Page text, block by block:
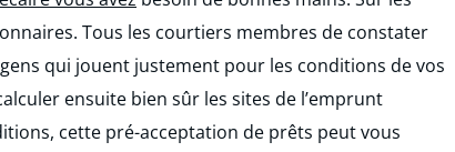
Tous les courtiers membres de constater
qui jouent justement pour les conditions de vos
ensuite bien sûr les sites de l’emprunt
cette pré-acceptation de prêts peut vous